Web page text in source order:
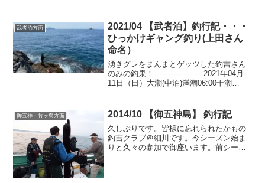
は武者泊への釣行です(^^)高知県連のグレ
釣大...
武者泊方面
2021/04 【武者泊】釣行記・・・
ひっかけギャング釣り(上田さん
命名）
湧きグレをまんまとゲッツした釣吉さん
のみの釣果！---------------------2021年04月
11日（日）大潮(中泊)満潮06:00干潮
御五神・竹ヶ島方面 2014/10 【御五神島】 釣行記
久しぶりです。皆様に忘れられたかもの
釣吉クラブ＠細川です。今シーズン始ま
りと久々の参加で御座います。前シーズ